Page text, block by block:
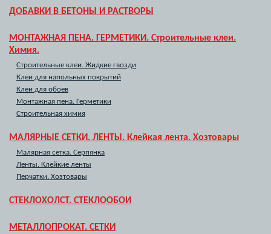
ДОБАВКИ В БЕТОНЫ И РАСТВОРЫ
МОНТАЖНАЯ ПЕНА. ГЕРМЕТИКИ. Строительные клеи.
Химия.
Строительные клеи. Жидкие гвозди
Клеи для напольных покрытий
Клеи для обоев
Монтажная пена. Герметики
Строительная химия
МАЛЯРНЫЕ СЕТКИ. ЛЕНТЫ. Клейкая лента. Хозтовары
Малярная сетка. Серпянка
Ленты. Клейкие ленты
Перчатки. Хозтовары
СТЕКЛОХОЛСТ. СТЕКЛООБОИ
МЕТАЛЛОПРОКАТ. СЕТКИ